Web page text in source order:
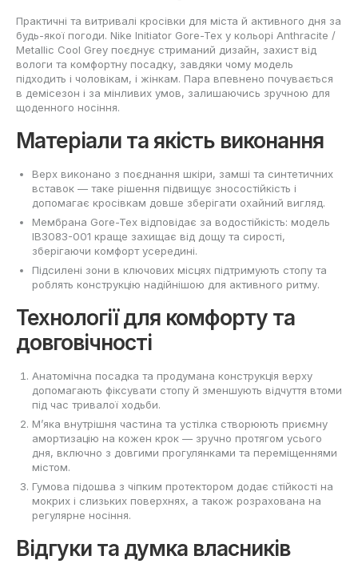
Практичні та витривалі кросівки для міста й активного дня за
будь-якої погоди. Nike Initiator Gore-Tex у кольорі Anthracite /
Metallic Cool Grey поєднує стриманий дизайн, захист від
вологи та комфортну посадку, завдяки чому модель
підходить і чоловікам, і жінкам. Пара впевнено почувається
в демісезон і за мінливих умов, залишаючись зручною для
щоденного носіння.
Матеріали та якість виконання
Верх виконано з поєднання шкіри, замші та синтетичних
вставок — таке рішення підвищує зносостійкість і
допомагає кросівкам довше зберігати охайний вигляд.
Мембрана Gore-Tex відповідає за водостійкість: модель
IB3083-001 краще захищає від дощу та сирості,
зберігаючи комфорт усередині.
Підсилені зони в ключових місцях підтримують стопу та
роблять конструкцію надійнішою для активного ритму.
Технології для комфорту та
довговічності
Анатомічна посадка та продумана конструкція верху
допомагають фіксувати стопу й зменшують відчуття втоми
під час тривалої ходьби.
М’яка внутрішня частина та устілка створюють приємну
амортизацію на кожен крок — зручно протягом усього
дня, включно з довгими прогулянками та переміщеннями
містом.
Гумова підошва з чіпким протектором додає стійкості на
мокрих і слизьких поверхнях, а також розрахована на
регулярне носіння.
Відгуки та думка власників